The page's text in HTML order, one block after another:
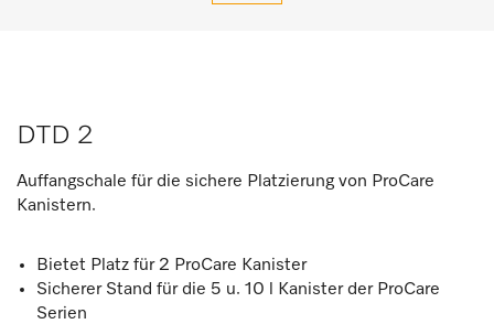
DTD 2
Auffangschale für die sichere Platzierung von ProCare
Kanistern.
Bietet Platz für 2 ProCare Kanister
Sicherer Stand für die 5 u. 10 l Kanister der ProCare
Serien